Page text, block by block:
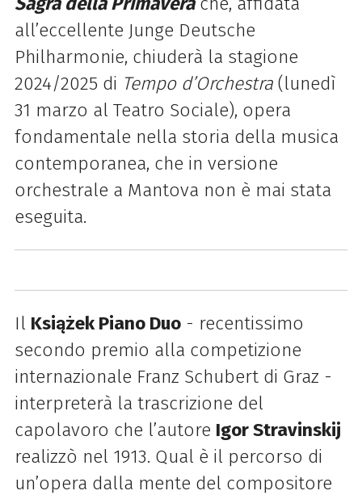
all’eccellente Junge Deutsche
Philharmonie, chiuderà la stagione
2024/2025 di Tempo d’Orchestra(lunedì
31 marzo al Teatro Sociale), opera
fondamentale nella storia della musica
contemporanea, che in versione
orchestrale a Mantova non è mai stata
eseguita.
Il Książek Piano Duo- recentissimo
secondo premio alla competizione
internazionale Franz Schubert di Graz -
interpreterà la trascrizione del
capolavoro che l’autore Igor Stravinskij
realizzò nel 1913. Qual è il percorso di
un’opera dalla mente del compositore